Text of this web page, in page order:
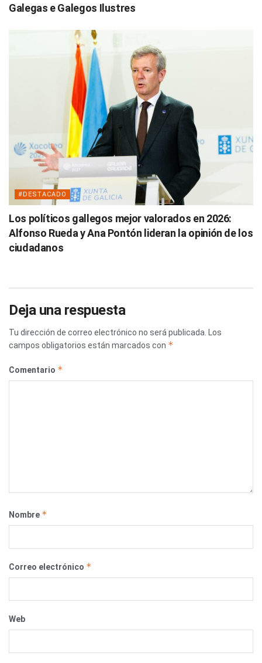
Galegas e Galegos Ilustres
#DESTACADO
Los políticos gallegos mejor valorados en 2026:
Alfonso Rueda y Ana Pontón lideran la opinión de los
ciudadanos
Deja una respuesta
Tu dirección de correo electrónico no será publicada.
Los
campos obligatorios están marcados con *
Comentario *
Nombre *
Correo electrónico *
Web